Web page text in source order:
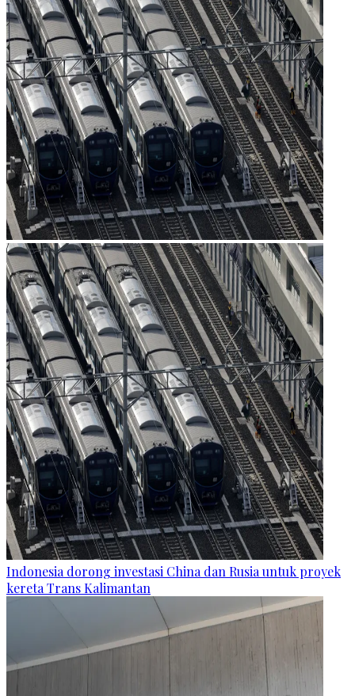
Indonesia dorong investasi China dan Rusia untuk proyek
kereta Trans Kalimantan